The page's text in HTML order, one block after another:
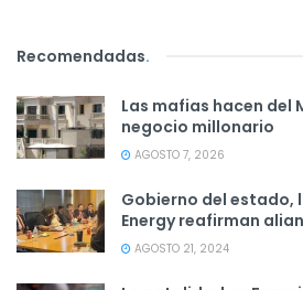
Recomendadas.
Las mafias hacen del
negocio millonario
AGOSTO 7, 2026
Gobierno del estado,
Energy reafirman
AGOSTO 21, 2024